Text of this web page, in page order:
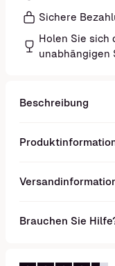
Sichere
Holen Sie sich
unabhängigen
Beschreibung
Brauchen Sie